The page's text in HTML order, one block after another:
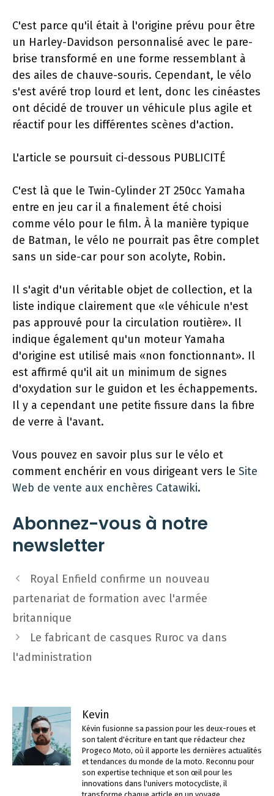
C'est parce qu'il était à l'origine prévu pour être
un Harley-Davidson personnalisé avec le pare-
brise transformé en une forme ressemblant à
des ailes de chauve-souris. Cependant, le vélo
s'est avéré trop lourd et lent, donc les cinéastes
ont décidé de trouver un véhicule plus agile et
réactif pour les différentes scènes d'action.
L'article se poursuit ci-dessous PUBLICITÉ
C'est là que le Twin-Cylinder 2T 250cc Yamaha
entre en jeu car il a finalement été choisi
comme vélo pour le film. À la manière typique
de Batman, le vélo ne pourrait pas être complet
sans un side-car pour son acolyte, Robin.
Il s'agit d'un véritable objet de collection, et la
liste indique clairement que «le véhicule n'est
pas approuvé pour la circulation routière». Il
indique également qu'un moteur Yamaha
d'origine est utilisé mais «non fonctionnant». Il
est affirmé qu'il ait un minimum de signes
d'oxydation sur le guidon et les échappements.
Il y a cependant une petite fissure dans la fibre
de verre à l'avant.
Vous pouvez en savoir plus sur le vélo et
comment enchérir en vous dirigeant vers le Site
Web de vente aux enchères Catawiki.
Abonnez-vous à notre
newsletter
Navigation
des
articles
Royal Enfield confirme un nouveau
partenariat de formation avec l'armée
britannique
Le fabricant de casques Ruroc va dans
l'administration
Kevin
Kévin fusionne sa passion pour les deux-roues et
son talent d'écriture en tant que rédacteur chez
Progeco Moto, où il apporte les dernières actualités
et tendances du monde de la moto. Reconnu pour
son expertise technique et son œil pour les
innovations dans l'univers motocycliste, il